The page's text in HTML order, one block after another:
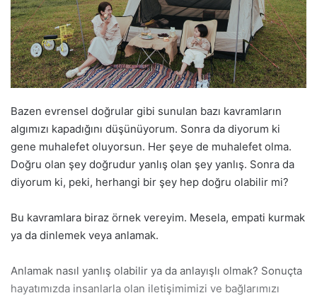
Bazen evrensel doğrular gibi sunulan bazı kavramların
algımızı kapadığını düşünüyorum. Sonra da diyorum ki
gene muhalefet oluyorsun. Her şeye de muhalefet olma.
Doğru olan şey doğrudur yanlış olan şey yanlış. Sonra da
diyorum ki, peki, herhangi bir şey hep doğru olabilir mi?
Bu kavramlara biraz örnek vereyim. Mesela, empati kurmak
ya da dinlemek veya anlamak.
Anlamak nasıl yanlış olabilir ya da anlayışlı olmak? Sonuçta
hayatımızda insanlarla olan iletişimimizi ve bağlarımızı